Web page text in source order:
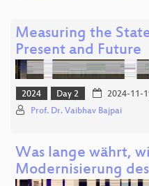
Measuring the
Present and Future
2024 Day 2 2024-11-
Prof. Dr. Vaibhav Bajpai
Was lange währt,
Modernisierung